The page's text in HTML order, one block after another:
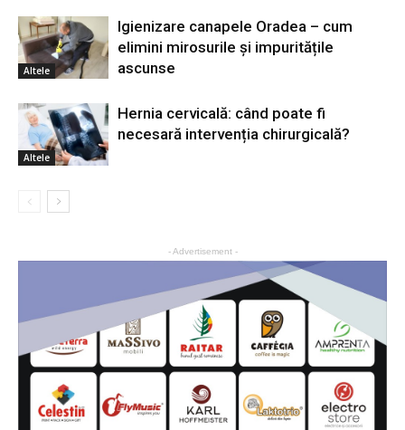
Altele
Igienizare canapele Oradea – cum
elimini mirosurile și impuritățile
ascunse
Altele
Hernia cervicală: când poate fi
necesară intervenția chirurgicală?
- Advertisement -